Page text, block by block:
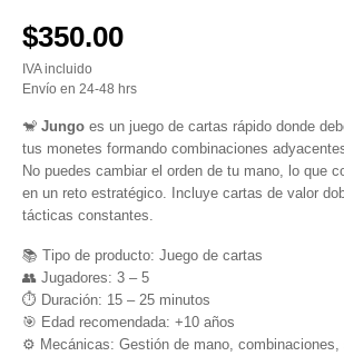
$350.00
IVA incluido
Envío en 24-48 hrs
🐒 Jungo es un juego de cartas rápido donde
tus monetes formando combinaciones
No puedes cambiar el orden de tu mano, lo que
en un reto estratégico. Incluye cartas de valor
tácticas constantes.
📚 Tipo de producto: Juego de cartas
👥 Jugadores: 3 – 5
⏱️ Duración: 15 – 25 minutos
🎯 Edad recomendada: +10 años
⚙️ Mecánicas: Gestión de mano, combinaciones,